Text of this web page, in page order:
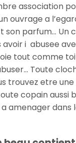
association
ouvrage a
son parfum… Un
i abusee
tout comme
Toute
trouvez etre
copain aussi
amenager dans